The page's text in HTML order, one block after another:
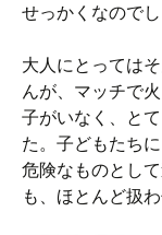
せっかくなのでし
大人にとっては
んが、マッチで
子がいなく、と
た。子どもたち
危険なものとし
も、ほとんど扱